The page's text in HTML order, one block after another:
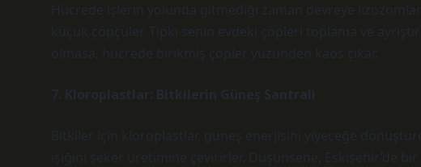
Hücrede işlerin yolunda gitmediği zaman devreye
küçük çöpçüler. Tıpkı senin evdeki çöpleri toplama ve
olmasa, hücrede birikmiş çöpler yüzünden kaos çıkar.
7. Kloroplastlar: Bitkilerin Güneş Santrali
Bitkiler için kloroplastlar, güneş enerjisini yiyeceğe
ışığını şeker üretimine çevirirler. Düşünsene,